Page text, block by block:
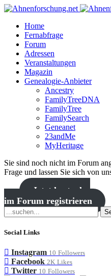
Home
Fernabfrage
Forum
Adressen
Veranstaltungen
Magazin
Genealogie-Anbieter
Ancestry
FamilyTreeDNA
FamilyTree
FamilySearch
Geneanet
23andMe
MyHeritage
Sie sind noch nicht im Forum
Frage und lassen Sie sich von
Jetzt kostenlos
im Forum registrieren
Social Links
Instagram 10 Followers
Facebook 2K Likes
Twitter 10 Followers